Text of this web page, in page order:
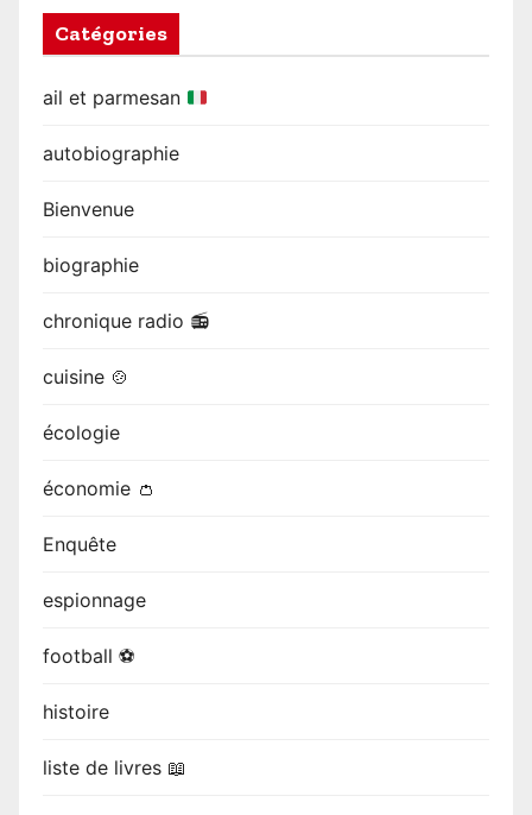
Catégories
ail et parmesan
autobiographie
Bienvenue
biographie
chronique radio 📻
cuisine 🍲
écologie
économie 👛
Enquête
espionnage
football ⚽
histoire
liste de livres 📖